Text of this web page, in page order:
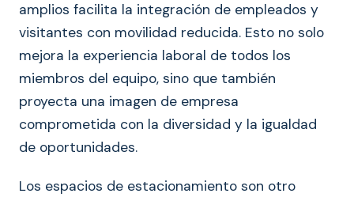
amplios facilita la integración de empleados y
visitantes con movilidad reducida. Esto no solo
mejora la experiencia laboral de todos los
miembros del equipo, sino que también
proyecta una imagen de empresa
comprometida con la diversidad y la igualdad
de oportunidades.
Los espacios de estacionamiento son otro